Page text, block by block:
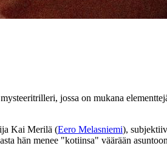
jossa on mukana
Kai Merilä (Eero Melasniemi),
hän menee "kotiinsa" väärään